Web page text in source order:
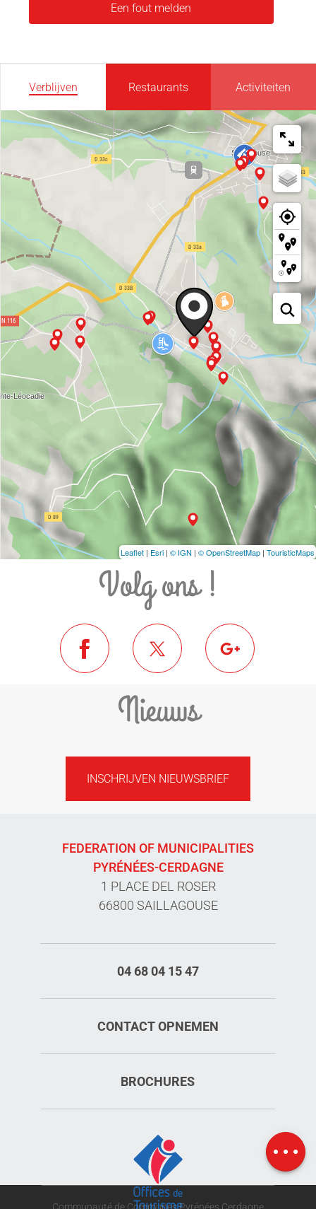
Kaart
Een fout melden
Verblijven Restaurants Activiteiten
Leaflet | Esri | © IGN | © OpenStreetMap | TouristicMaps
Volg ons !
Nieuws
INSCHRIJVEN NIEUWSBRIEF
FEDERATION OF MUNICIPALITIES
PYRÉNÉES-CERDAGNE
1 PLACE DEL ROSER
66800 SAILLAGOUSE
04 68 04 15 47
CONTACT OPNEMEN
BROCHURES